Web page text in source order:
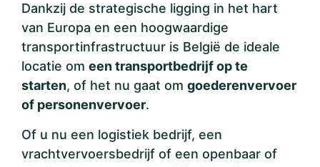
Dankzij de strategische ligging in het hart
van Europa en een hoogwaardige
transportinfrastructuur is België de ideale
locatie om een transportbedrijf op te
starten, of het nu gaat om goederenvervoer
of personenvervoer.
Of u nu een logistiek bedrijf, een
vrachtvervoersbedrijf of een openbaar of